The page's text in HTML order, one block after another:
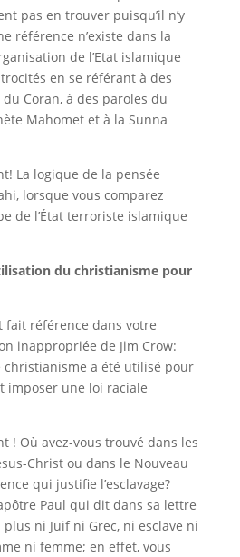
pas en trouver puisqu’il n’y
référence n’existe dans la
de l’Etat islamique
en se référant à des
Coran, à des paroles du
Mahomet et à la Sunna
La logique de la pensée
lorsque vous comparez
de l’État terroriste islamique
du christianisme pour
fait référence dans votre
inappropriée de Jim Crow:
christianisme a été utilisé pour
imposer une loi raciale
! Où avez-vous trouvé dans les
Christ ou dans le Nouveau
qui justifie l’esclavage?
Paul qui dit dans sa lettre
plus ni Juif ni Grec, ni esclave ni
ni femme; en effet, vous